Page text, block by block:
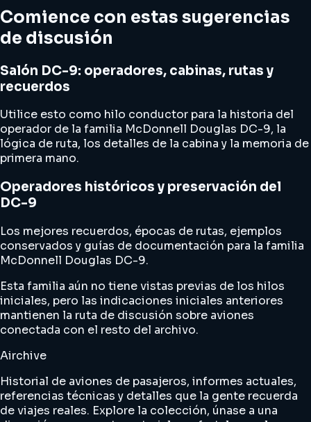
Comience con estas sugerencias
de discusión
Salón DC-9: operadores, cabinas, rutas y
recuerdos
Utilice esto como hilo conductor para la historia del
operador de la familia McDonnell Douglas DC-9, la
lógica de ruta, los detalles de la cabina y la memoria de
primera mano.
Operadores históricos y preservación del
DC-9
Los mejores recuerdos, épocas de rutas, ejemplos
conservados y guías de documentación para la familia
McDonnell Douglas DC-9.
Esta familia aún no tiene vistas previas de los hilos
iniciales, pero las indicaciones iniciales anteriores
mantienen la ruta de discusión sobre aviones
conectada con el resto del archivo.
Airchive
Historial de aviones de pasajeros, informes actuales,
referencias técnicas y detalles que la gente recuerda
de viajes reales. Explore la colección, únase a una